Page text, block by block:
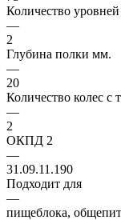
Количество уровней
—
2
Глубина полки мм.
—
20
Количество колес с
—
2
ОКПД 2
—
31.09.11.190
Подходит для
—
пищеблока,